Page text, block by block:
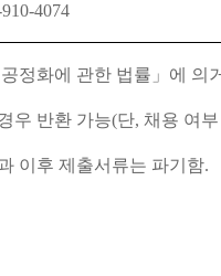
4074
정화에 관한 법률 」 에 의
우 반환 가능(단, 채용 여
이후 제출서류는 파기함.